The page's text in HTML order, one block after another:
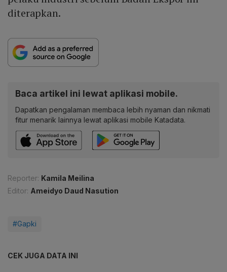
diterapkan.
Baca artikel ini lewat aplikasi mobile.
Dapatkan pengalaman membaca lebih nyaman dan nikmati
fitur menarik lainnya lewat aplikasi mobile Katadata.
Reporter: Kamila Meilina
Editor: Ameidyo Daud Nasution
#Gapki
CEK JUGA DATA INI